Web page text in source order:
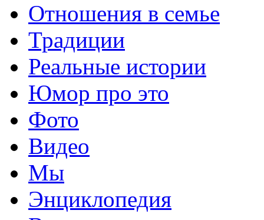
Отношения в семье
Традиции
Реальные истории
Юмор про это
Фото
Видео
Мы
Энциклопедия